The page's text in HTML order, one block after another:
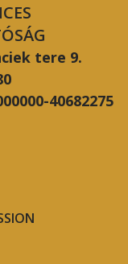
tere 9.
40682275